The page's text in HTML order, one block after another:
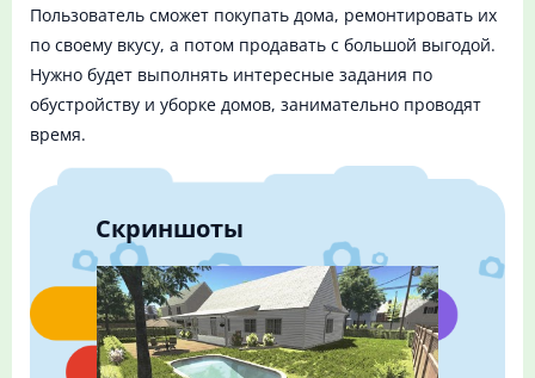
Пользователь сможет покупать дома, ремонтировать их
по своему вкусу, а потом продавать с большой выгодой.
Нужно будет выполнять интересные задания по
обустройству и уборке домов, занимательно проводят
время.
Скриншоты